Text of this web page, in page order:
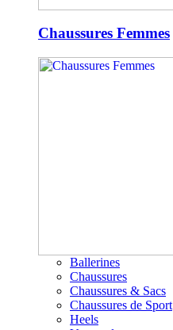
Chaussures Femmes
Ballerines
Chaussures
Chaussures & Sacs
Chaussures de Sport
Heels